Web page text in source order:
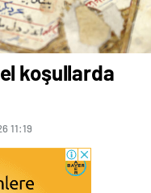
koşullarda
11:19